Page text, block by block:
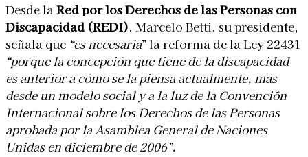
Desde laRed por los Derechos de las Personas con
Discapacidad (REDI), Marcelo Betti, su presidente,
señala que “es necesaria” la reforma de la Ley 22431
“porque la concepción que tiene de la discapacidad
es anterior a cómo se la piensa actualmente, más
desde un modelo social y a la luz de la Convención
Internacional sobre los Derechos de las Personas
aprobada por la Asamblea General de Naciones
Unidas en diciembre de 2006”.